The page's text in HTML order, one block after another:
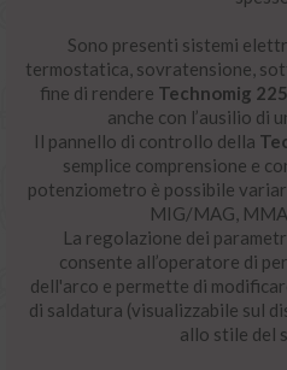
Sono presenti sistemi
termostatica, sovratensione,
fine di rendere Technomig
anche con l’ausilio di
Il pannello di controllo della
semplice comprensione e
potenziometro è possibile
MIG/MAG,
La regolazione dei
consente all’operatore di
dell'arco e permette di
di saldatura (visualizzabile sul
allo stile del